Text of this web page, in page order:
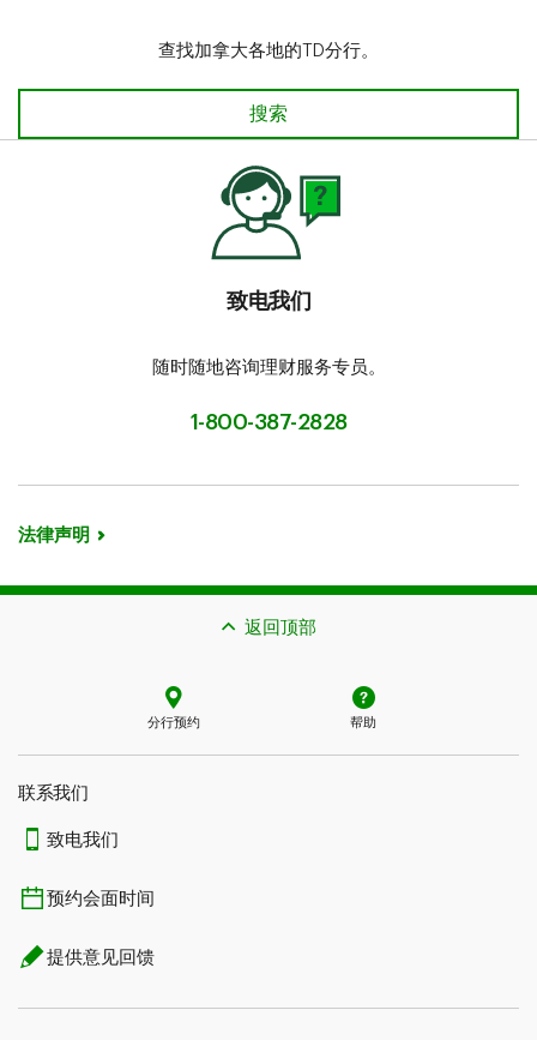
查找加拿大各地的TD分行。
查找分行
搜索
致电我们
随时随地咨询理财服务专员。
1-800-387-2828
法律声明
返回顶部
分行预约 帮助
联系我们​​​​​​​
致电我们
预约会面时间
提供意见回馈